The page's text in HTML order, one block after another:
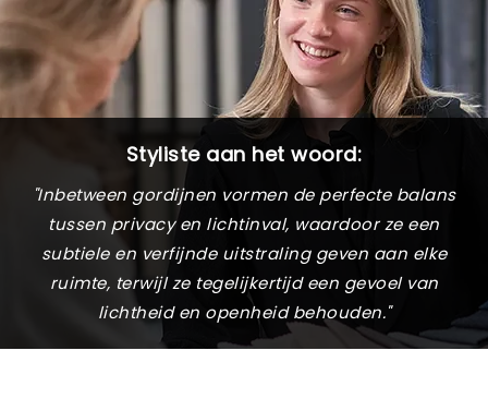
Styliste aan het woord:
"Inbetween gordijnen vormen de perfecte balans
tussen privacy en lichtinval, waardoor ze een
subtiele en verfijnde uitstraling geven aan elke
ruimte, terwijl ze tegelijkertijd een gevoel van
lichtheid en openheid behouden."